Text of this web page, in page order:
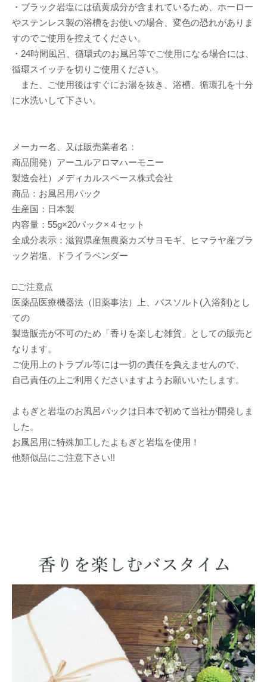
・ブラック岩塩には硫黄成分が含まれているため、ホーロー
やステンレス製の浴槽をお使いの場合、変色の恐れがありま
すのでご使用を控えてください。
・24時間風呂、循環式のお風呂等でご使用になる場合には、
循環スイッチを切りご使用ください。
また、ご使用後はすぐにお湯を抜き、浴槽、循環孔を十分
に水洗いして下さい。
メーカー名、又は販売業者名：
商品開発）アーユルアロマハーモニー
製造会社）メディカルスペース株式会社
商品：お風呂用パック
生産国：日本製
内容量：55g×20パック×４セット
全成分表示：滋賀県産無農薬カズサヨモギ、ヒマラヤ産ブラ
ック岩塩、ドライラベンダー
□ご注意点
医薬品医療機器法（旧薬事法）上、バスソルト(入浴剤)とし
ての
製造販売が不可のため「香りを楽しむ雑貨」としての販売と
なります。
ご使用上のトラブル等には一切の責任を負えませんので、
自己責任の上ご利用くださいますようお願いいたします。
よもぎと岩塩のお風呂パックは日本で初めて当社が開発しま
した。
お風呂用に特殊加工したよもぎと岩塩を使用！
他類似品にご注意下さい!!